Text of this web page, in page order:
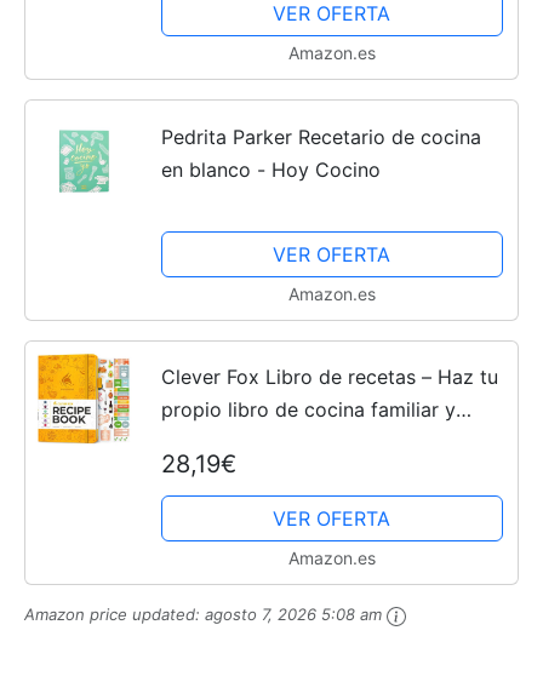
VER OFERTA
Amazon.es
Pedrita Parker Recetario de cocina
en blanco - Hoy Cocino
VER OFERTA
Amazon.es
Clever Fox Libro de recetas – Haz tu
propio libro de cocina familiar y
en blanco, diario de cocina vacío
para escribir en...
28,19€
VER OFERTA
Amazon.es
Amazon price updated: agosto 7, 2026 5:08 am